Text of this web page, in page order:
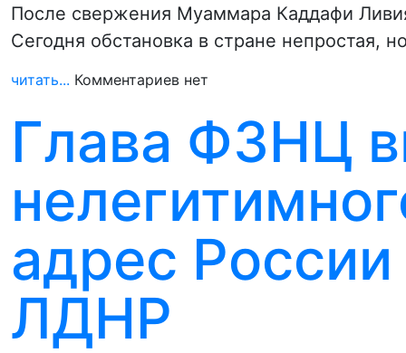
После свержения Муаммара Каддафи
Сегодня обстановка в стране непростая,
читать... Комментариев нет
Глава ФЗНЦ
адрес
ЛДНР